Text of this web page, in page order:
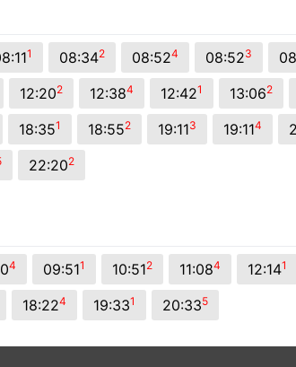
1 08:342 08:524 08:523
12:202 12:384 12:421 13:062
18:351 18:552 19:113 19:114
22:202
4 09:511 10:512 11:084 12:141
18:224 19:331 20:335